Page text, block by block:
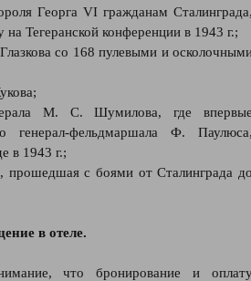
Георга VI гражданам
Тегеранской конференции в 1943 г.;
со 168 пулевыми и
М. С. Шумилова, где
генерал-фельдмаршала Ф.
в 1943 г.;
с боями от Сталинграда
в отеле.
что бронирование и